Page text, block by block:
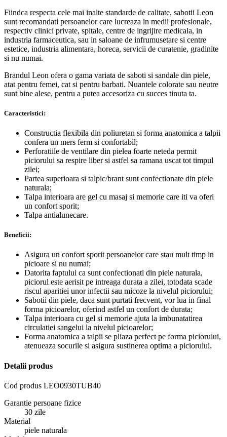
Fiindca respecta cele mai inalte standarde de calitate, sabotii Leon
sunt recomandati persoanelor care lucreaza in medii profesionale,
respectiv clinici private, spitale, centre de ingrijire medicala, in
industria farmaceutica, sau in saloane de infrumusetare si centre
estetice, industria alimentara, horeca, servicii de curatenie, gradinite
si nu numai.
Brandul Leon ofera o gama variata de saboti si sandale din piele,
atat pentru femei, cat si pentru barbati. Nuantele colorate sau neutre
sunt bine alese, pentru a putea accesoriza cu succes tinuta ta.
Caracteristici:
Constructia flexibila din poliuretan si forma anatomica a talpii
confera un mers ferm si confortabil;
Perforatiile de ventilare din pielea foarte neteda permit
piciorului sa respire liber si astfel sa ramana uscat tot timpul
zilei;
Partea superioara si talpic/brant sunt confectionate din piele
naturala;
Talpa interioara are gel cu masaj si memorie care iti va oferi
un confort sporit;
Talpa antialunecare.
Beneficii:
Asigura un confort sporit persoanelor care stau mult timp in
picioare si nu numai;
Datorita faptului ca sunt confectionati din piele naturala,
piciorul este aerisit pe intreaga durata a zilei, totodata scade
riscul aparitiei unor infectii sau micoze la nivelul piciorului;
Sabotii din piele, daca sunt purtati frecvent, vor lua in final
forma picioarelor, oferind astfel un confort de durata;
Talpa interioara cu gel si memorie ajuta la imbunatatirea
circulatiei sangelui la nivelul picioarelor;
Forma anatomica a talpii se pliaza perfect pe forma piciorului,
atenueaza socurile si asigura sustinerea optima a piciorului.
Detalii produs
Cod produs LEO0930TUB40
Garantie persoane fizice
30 zile
Material
piele naturala